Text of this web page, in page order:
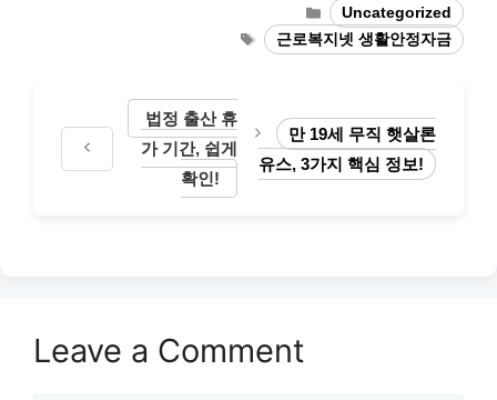
Categories
Uncategorized
Tags근로복지넷 생활안정자금
법정 출산 휴
가 기간, 쉽게
확인!
만 19세 무직 햇살론
유스, 3가지 핵심 정보!
Leave a Comment